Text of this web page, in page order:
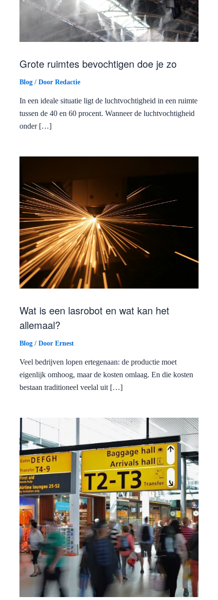
Grote ruimtes bevochtigen doe je zo
Blog / Door Redactie
In een ideale situatie ligt de luchtvochtigheid in een ruimte
tussen de 40 en 60 procent. Wanneer de luchtvochtigheid
onder […]
Wat is een lasrobot en wat kan het
allemaal?
Blog / Door Ernest
Veel bedrijven lopen ertegenaan: de productie moet
eigenlijk omhoog, maar de kosten omlaag. En die kosten
bestaan traditioneel veelal uit […]